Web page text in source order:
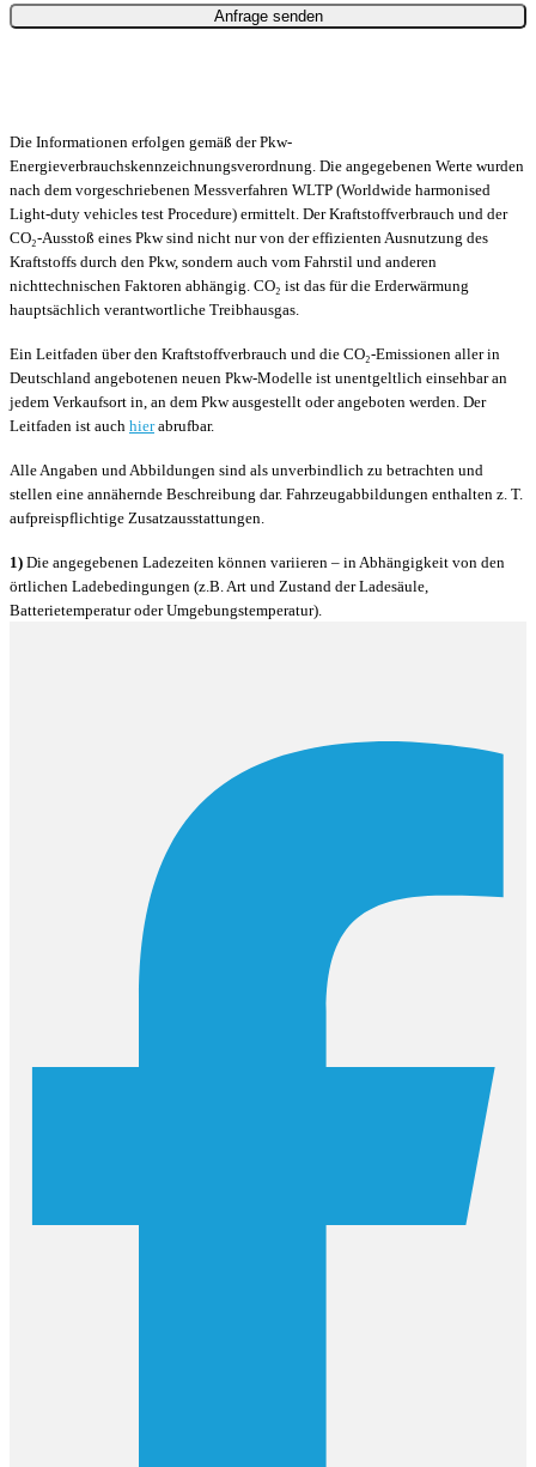
Die Informationen erfolgen gemäß der Pkw-
Energieverbrauchskennzeichnungsverordnung. Die angegebenen Werte wurden
nach dem vorgeschriebenen Messverfahren WLTP (Worldwide harmonised
Light-duty vehicles test Procedure) ermittelt. Der Kraftstoffverbrauch und der
CO₂-Ausstoß eines Pkw sind nicht nur von der effizienten Ausnutzung des
Kraftstoffs durch den Pkw, sondern auch vom Fahrstil und anderen
nichttechnischen Faktoren abhängig. CO₂ ist das für die Erderwärmung
hauptsächlich verantwortliche Treibhausgas.
Ein Leitfaden über den Kraftstoffverbrauch und die CO₂-Emissionen aller in
Deutschland angebotenen neuen Pkw-Modelle ist unentgeltlich einsehbar an
jedem Verkaufsort in, an dem Pkw ausgestellt oder angeboten werden. Der
Leitfaden ist auch hierabrufbar.
Alle Angaben und Abbildungen sind als unverbindlich zu betrachten und
stellen eine annähernde Beschreibung dar. Fahrzeugabbildungen enthalten z. T.
aufpreispflichtige Zusatzausstattungen.
1) Die angegebenen Ladezeiten können variieren – in Abhängigkeit von den
örtlichen Ladebedingungen (z.B. Art und Zustand der Ladesäule,
Batterietemperatur oder Umgebungstemperatur).